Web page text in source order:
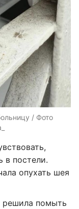
/ Фото
в постели.
опухать шея
решила помыть